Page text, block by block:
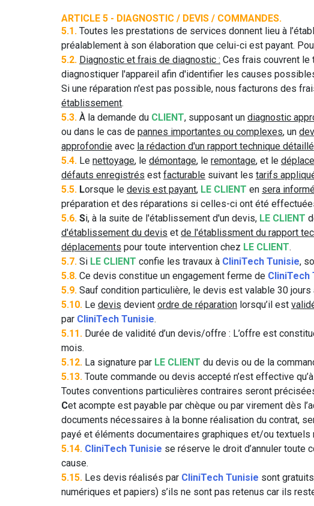
ARTICLE 5 - DIAGNOSTIC / DEVIS / COMMANDES.
5.1. Toutes les prestations de services donnent lieu à
préalablement à son élaboration que celui-ci est payant.
5.2. Diagnostic et frais de diagnostic : Ces frais couvrent
diagnostiquer l'appareil afin d'identifier les causes
Si une réparation n'est pas possible, nous facturons des
établissement.
5.3. À la demande du CLIENT, supposant un diagnostic
ou dans le cas de pannes importantes ou complexes, un
approfondie avec la rédaction d'un rapport technique détaillé
5.4. Le nettoyage, le démontage, le remontage, et le
défauts enregistrés est facturable suivant les tarifs
5.5. Lorsque le devis est payant, LE CLIENT en sera
préparation et des réparations si celles-ci ont été
5.6. Si, à la suite de l'établissement d'un devis, LE CLIENT
d'établissement du devis et de l'établissment du rapport
déplacements pour toute intervention chez LE CLIENT.
5.7. Si LE CLIENT confie les travaux à CliniTech Tunisie,
5.8. Ce devis constitue un engagement ferme de CliniTech
5.9. Sauf condition particulière, le devis est valable 30 jours
5.10. Le devis devient ordre de réparation lorsqu’il est
par CliniTech Tunisie.
5.11. Durée de validité d’un devis/offre : L’offre est
mois.
5.12. La signature par LE CLIENT du devis ou de la
5.13. Toute commande ou devis accepté n’est effective
Toutes conventions particulières contraires seront
Cet acompte est payable par chèque ou par virement dès
documents nécessaires à la bonne réalisation du contrat,
payé et éléments documentaires graphiques et/ou textuels
5.14. CliniTech Tunisie se réserve le droit d’annuler toute
cause.
5.15. Les devis réalisés par CliniTech Tunisie sont
numériques et papiers) s’ils ne sont pas retenus car ils